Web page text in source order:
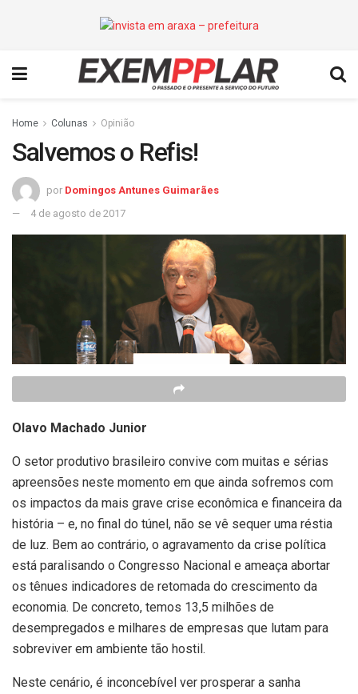
Home Colunas Opinião
Salvemos o Refis!
por Domingos Antunes Guimarães
4 de agosto de 2017
Olavo Machado Junior
O setor produtivo brasileiro convive com muitas e sérias
apreensões neste momento em que ainda sofremos com
os impactos da mais grave crise econômica e financeira da
história – e, no final do túnel, não se vê sequer uma réstia
de luz. Bem ao contrário, o agravamento da crise política
está paralisando o Congresso Nacional e ameaça abortar
os tênues indicadores de retomada do crescimento da
economia. De concreto, temos 13,5 milhões de
desempregados e milhares de empresas que lutam para
sobreviver em ambiente tão hostil.
Neste cenário, é inconcebível ver prosperar a sanha